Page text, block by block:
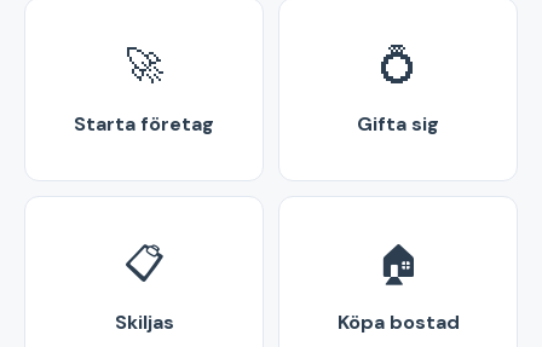
🚀
Starta företag
💍
Gifta sig
📋
Skiljas
🏠
Köpa bostad